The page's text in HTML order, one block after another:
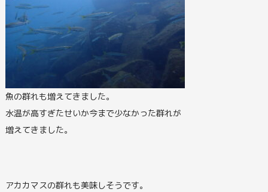
魚の群れも増えてきました。
水温が高すぎたせいか今まで少なかった群れが
増えてきました。
アカカマスの群れも美味しそうです。